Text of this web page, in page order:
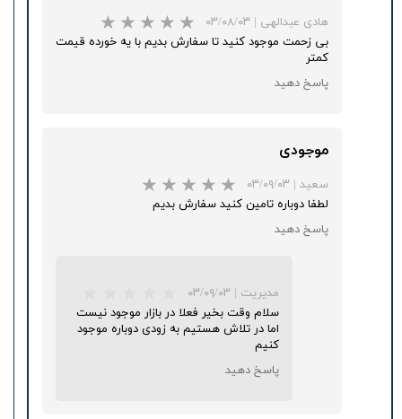
★
هادی عبدالهی | ۰۳/۰۸/۰۳
بی زحمت موجود کنید تا سفارش بدیم با یه خورده قیمت
کمتر
پاسخ دهید
موجودی
سعید | ۰۳/۰۹/۰۳
لطفا دوباره تامین کنید سفارش بدیم
پاسخ دهید
مدیریت | ۰۳/۰۹/۰۳
سلام وقت بخیر فعلا در بازار موجود نیست
اما در تلاش هستیم به زودی دوباره موجود
کنیم
پاسخ دهید